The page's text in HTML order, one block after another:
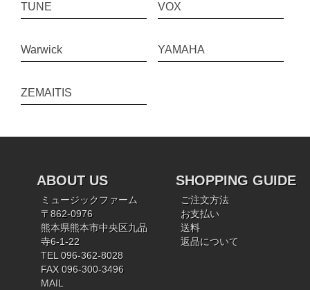
TUNE VOX
Warwick YAMAHA
ZEMAITIS
ABOUT US
ミュージックファーム
〒862-0976
熊本県熊本市中央区九品
寺6-1-22
TEL 096-362-8028
FAX 096-300-3496
MAIL
SHOPPING GUIDE
ご注文方法
お支払い
送料
返品について